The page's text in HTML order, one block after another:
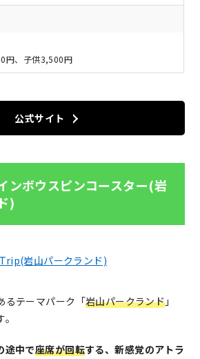
円、子供3,500円
公式サイト
ンボウスピンコースター(岩
)
岩山パークランド)
るテーマパーク「岩山パークランド 」
途中で座席が回転する、新感覚のアトラ